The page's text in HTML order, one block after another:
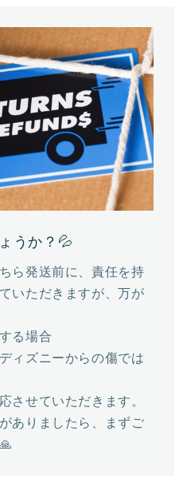
うか？💦
ら発送前に、責任を持
いただきますが、万が
る場合
ィズニーからの傷では
させていただきます。
ありましたら、まずご